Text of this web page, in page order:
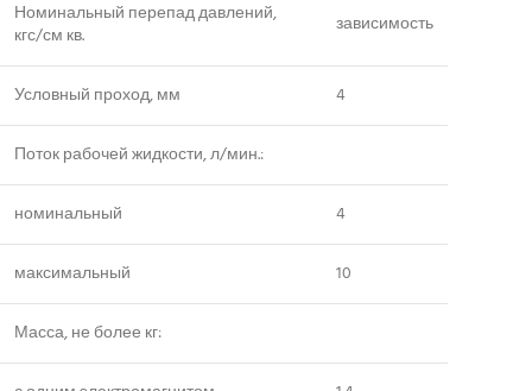
Номинальный перепад давлений,
кгс/см кв.
зависимость
Условный проход, мм 4
Поток рабочей жидкости, л/мин.:
номинальный 4
максимальный 10
Масса, не более кг: